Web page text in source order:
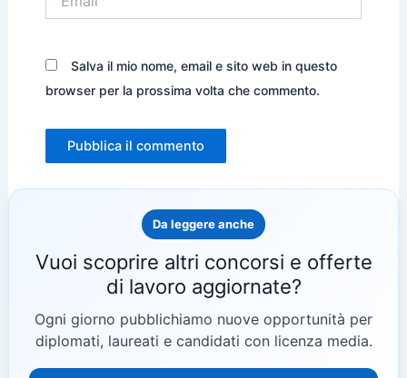
Salva il mio nome, email e sito web in questo
browser per la prossima volta che commento.
Da leggere anche
Vuoi scoprire altri concorsi e offerte
di lavoro aggiornate?
Ogni giorno pubblichiamo nuove opportunità per
diplomati, laureati e candidati con licenza media.